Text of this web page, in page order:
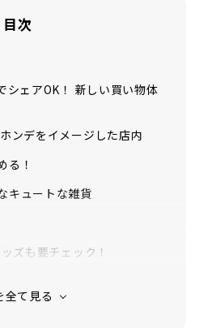
目次
シェアOK！ 新しい買い物体
ンデをイメージした店内
る！
キュートな雑貨
ズも要チェック！